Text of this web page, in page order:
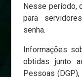
Nesse período,
para
senha.
Informações
obtidas junto
Pessoas